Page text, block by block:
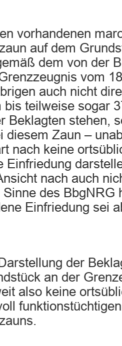
vorhandenen
auf dem
dem von der
vom
auch nicht
bis teilweise sogar
Beklagten stehen,
diesem Zaun –
nach keine
Einfriedung
nach auch
Sinne des BbgNRG
Einfriedung sei
der
an der
also keine
funktionstüchtigen